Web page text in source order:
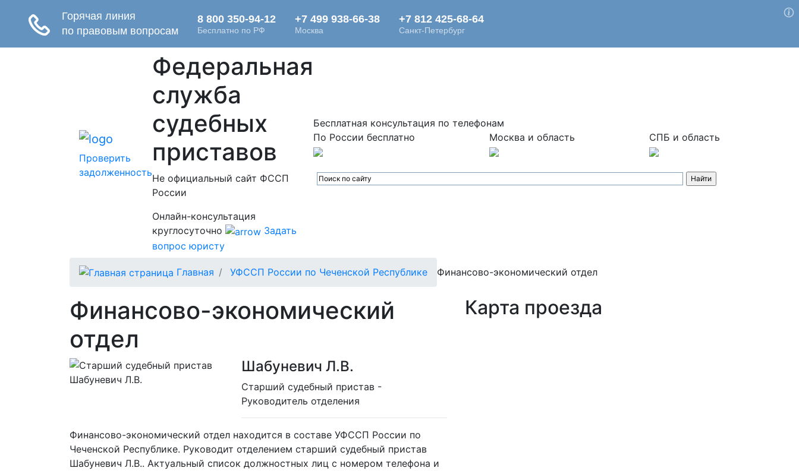
Проверить
задолженность
Федеральная
служба
судебных
приставов
Не официальный сайт ФССП
России
Онлайн-консультация
круглосуточно
Задать
вопрос юристу
Бесплатная консультация по телефонам
По России бесплатно
Москва и область СПБ и область
Главная УФССП России по Чеченской Республике Финансово-экономический отдел
Финансово-экономический
отдел
Шабуневич Л.В.
Cтарший судебный пристав -
Руководитель отделения
Финансово-экономический отдел находится в составе УФССП России по
Чеченской Республике. Руководит отделением старший судебный пристав
Шабуневич Л.В.. Актуальный список должностных лиц с номером телефона и
Карта проезда